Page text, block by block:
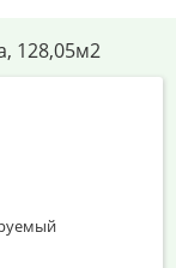
128,05м2